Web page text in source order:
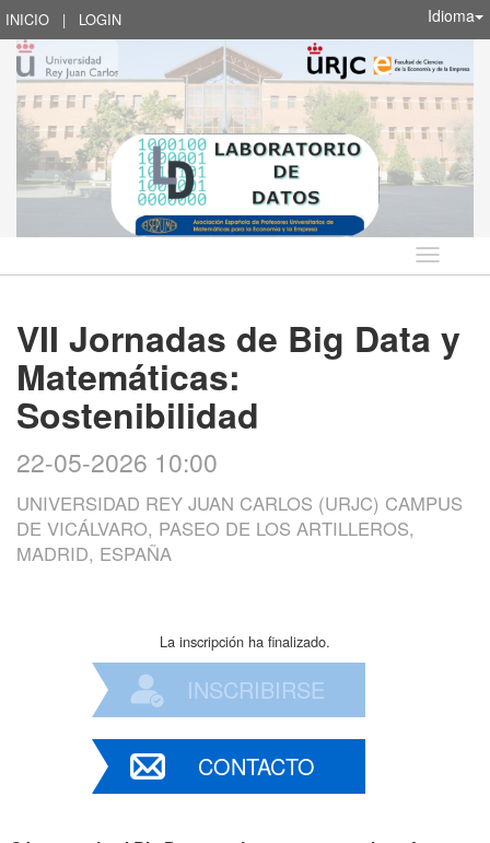
INICIO | LOGIN Idioma
Idioma
VII Jornadas de Big Data y
Matemáticas:
Sostenibilidad
22-05-2026 10:00
UNIVERSIDAD REY JUAN CARLOS (URJC) CAMPUS
DE VICÁLVARO, PASEO DE LOS ARTILLEROS,
MADRID, ESPAÑA
La inscripción ha finalizado.
INSCRIBIRSE
CONTACTO